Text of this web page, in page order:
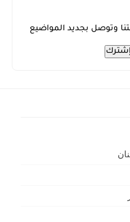
وتوصل بجديد المواضيع